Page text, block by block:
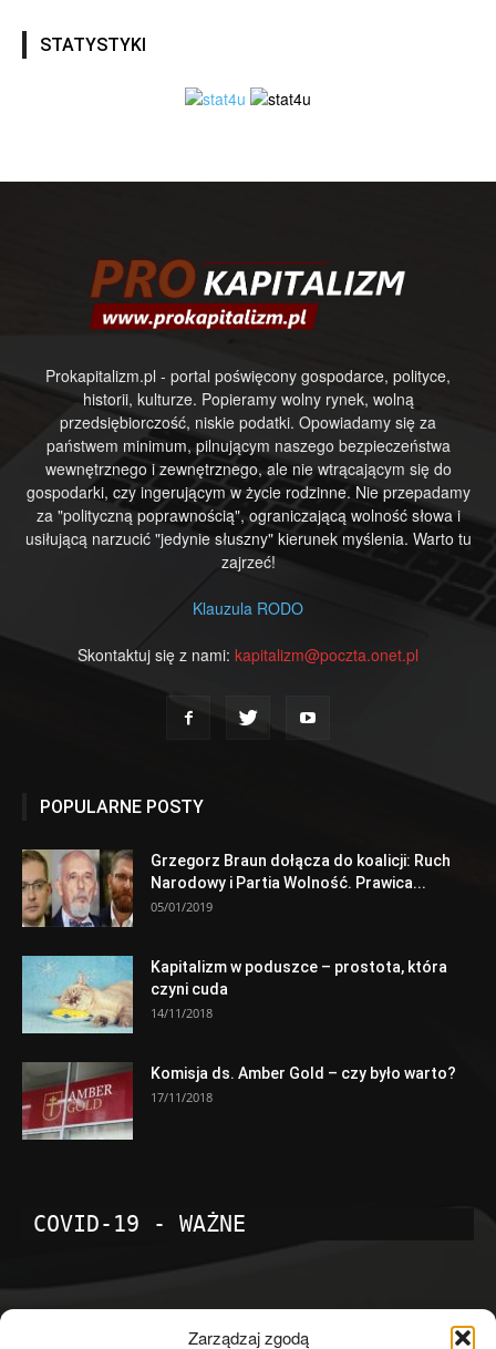
Zarządzaj zgodą
STATYSTYKI
Prokapitalizm.pl - portal poświęcony gospodarce, polityce,
historii, kulturze. Popieramy wolny rynek, wolną
przedsiębiorczość, niskie podatki. Opowiadamy się za
państwem minimum, pilnującym naszego bezpieczeństwa
wewnętrznego i zewnętrznego, ale nie wtrącającym się do
gospodarki, czy ingerującym w życie rodzinne. Nie przepadamy
za "polityczną poprawnością", ograniczającą wolność słowa i
usiłującą narzucić "jedynie słuszny" kierunek myślenia. Warto tu
zajrzeć!
Klauzula RODO
Skontaktuj się z nami: kapitalizm@poczta.onet.pl
POPULARNE POSTY
Grzegorz Braun dołącza do koalicji: Ruch
Narodowy i Partia Wolność. Prawica...
05/01/2019
Kapitalizm w poduszce – prostota, która
czyni cuda
14/11/2018
Komisja ds. Amber Gold – czy było warto?
17/11/2018
COVID-19 - WAŻNE